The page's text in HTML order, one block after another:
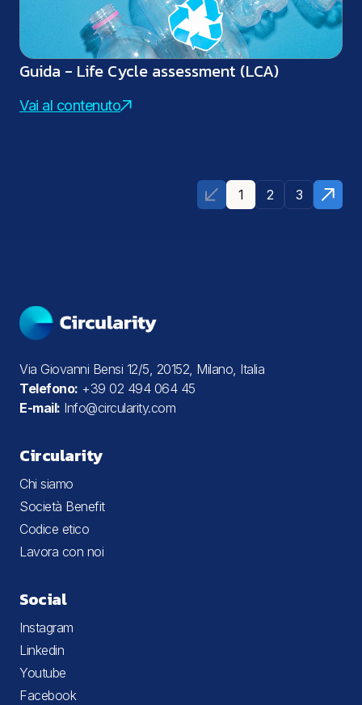
Guida - Life Cycle assessment (LCA)
Vai al contenuto
1 2 3
Via Giovanni Bensi 12/5, 20152, Milano, Italia
Telefono: +39 02 494 064 45
E-mail: Info@circularity.com
Circularity
Chi siamo
Società Benefit
Codice etico
Lavora con noi
Social
Instagram
Linkedin
Youtube
Facebook